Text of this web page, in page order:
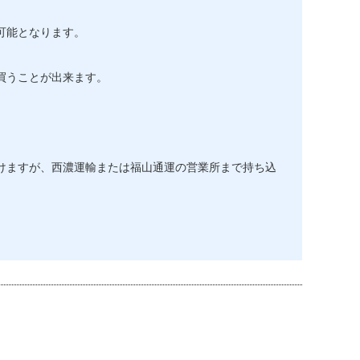
となります。
ことが出来ます。
すが、西濃運輸または福山通運の営業所まで持ち込